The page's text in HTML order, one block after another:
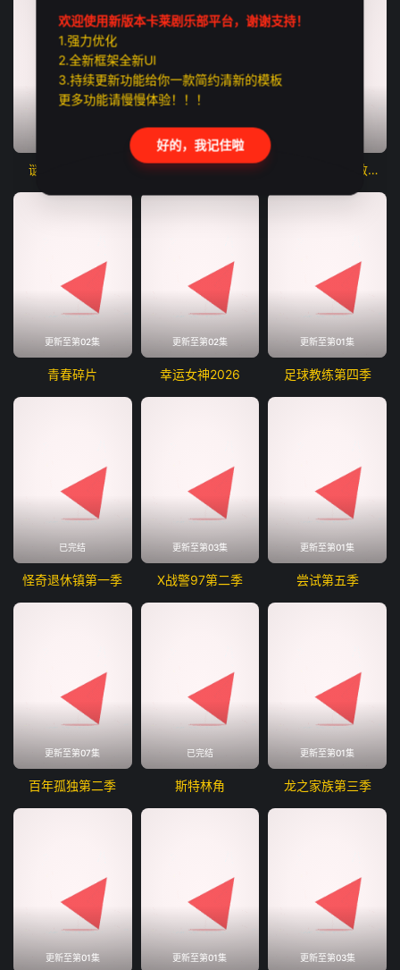
谜探休格第二季
更新至第01集
末日地堡第三季 斯图尔特未能拯救宇宙
更新至第02集
青春碎片
更新至第02集
幸运女神2026
更新至第01集
足球教练第四季
已完结
怪奇退休镇第一季
更新至第03集
X战警97第二季
更新至第01集
尝试第五季
更新至第07集
百年孤独第二季
已完结
斯特林角
更新至第01集
龙之家族第三季
更新至第01集 更新至第01集 更新至第03集
欢迎使用新版本卡莱剧乐部平台，谢谢支持！
1.强力优化
2.全新框架全新UI
3.持续更新功能给你一款简约清新的模板
更多功能请慢慢体验！！！
好的，我记住啦